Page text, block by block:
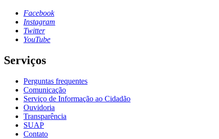
Facebook
Instagram
Twitter
YouTube
Serviços
Perguntas frequentes
Comunicação
Serviço de Informação ao Cidadão
Ouvidoria
Transparência
SUAP
Contato